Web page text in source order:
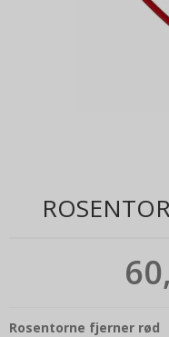
Rosentorne fjerner rød